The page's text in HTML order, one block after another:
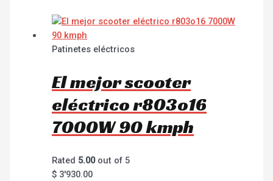
Patinetes eléctricos
El mejor scooter
eléctrico r803o16
7000W 90 kmph
Rated 5.00out of 5
$ 3'930.00